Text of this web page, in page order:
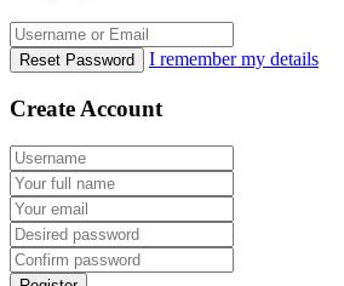
Reset Password I remember my details
Create Account